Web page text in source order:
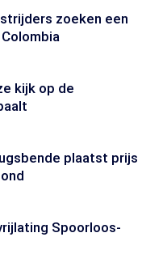
strijders zoeken een
kijk op de
plaatst prijs
Spoorloos-